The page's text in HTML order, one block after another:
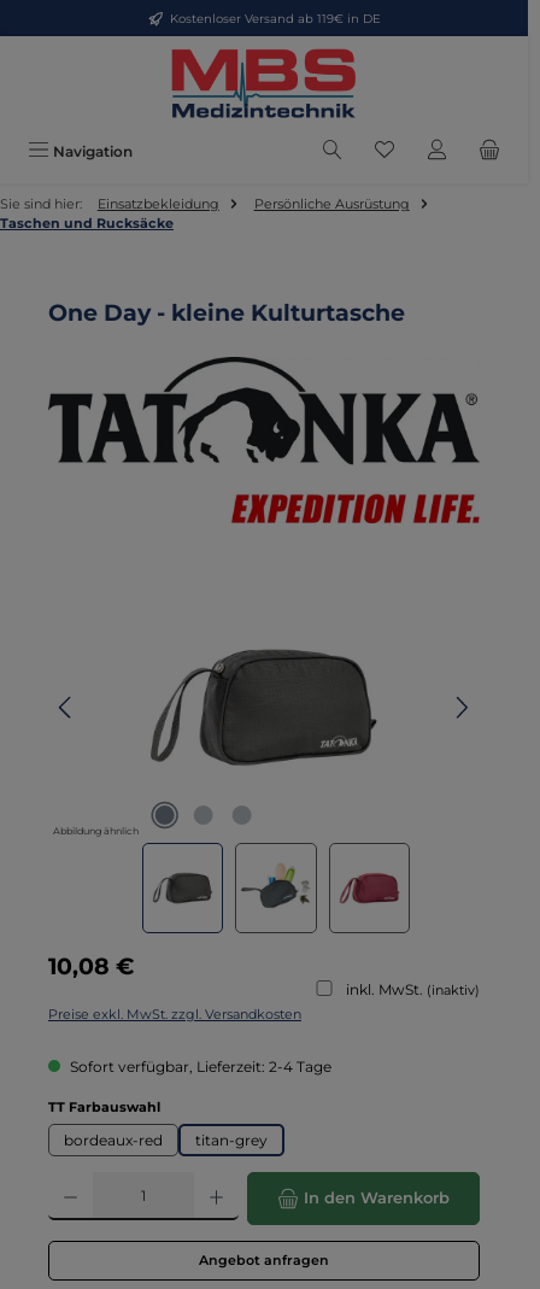
Zum Hauptinhalt springenKostenloser Versand ab 119€ in DE
Navigation Du hast 0
Sie sind hier: Einsatzbekleidung
Persönliche Ausrüstung
Taschen und Rucksäcke
One Day - kleine Kulturtasche
Abbildung ähnlich
Regulärer Preis:
10,08 €
inkl. MwSt. (inaktiv)
Preise exkl. MwSt. zzgl. Versandkosten
Sofort verfügbar, Lieferzeit: 2-4 Tage
TT Farbauswahlauswählen
bordeaux-red titan-grey
Produkt Anzahl: Gib den gewünschten Wert ein oder benutze die
In den Warenkorb
Angebot anfragen